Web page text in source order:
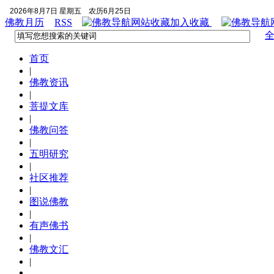
2026年8月7日 星期五 农历6月25日
佛教月历 RSS 加入收藏
首页
|
佛教资讯
|
菩提文库
|
佛教问答
|
五明研究
|
社区推荐
|
图说佛教
|
有声佛书
|
佛教文汇
|